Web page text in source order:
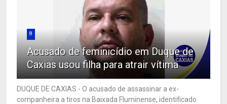
8
Acusado de feminicídio em Duque de
Caxias usou filha para atrair vítima
DUQUE DE CAXIAS - O acusado de assassinar a ex-
companheira a tiros na Baixada Fluminense, identificado